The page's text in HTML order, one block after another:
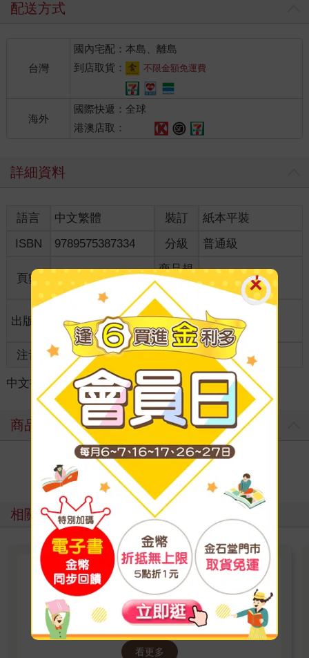
配送方式
台灣
國內宅配：本島、離島
到店取貨：
不限金額免運費
海外
國際快遞：全球
港澳店取：
詳細資料
語言 中文繁體 裝訂
紙本平裝
ISBN
9789575387334 分級 普通級
頁數
商品規
格
出版地 台灣
適讀年
齡
全齡適讀
注音 級別
中文書 ＞ 宗教命理 ＞ 命理 ＞ 面相
商品評價
寫評價
相關主題
金剛經
《易經白話講座》暢銷書作者王思迅新作，逐字
逐句，與我們分享佛陀的體悟
看更多